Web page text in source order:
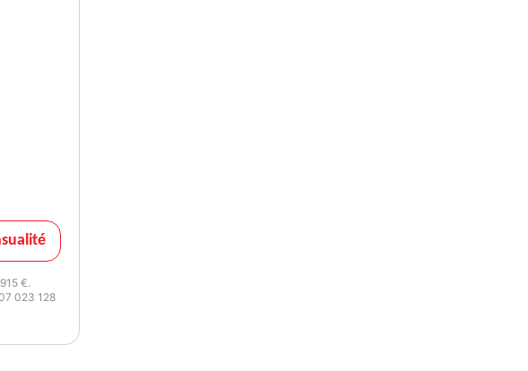
€.
023 128